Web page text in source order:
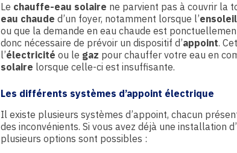
Le chauffe-eau solaire ne parvient pas à couvrir la
eau chaude d’un foyer, notamment lorsque l’
ou que la demande en eau chaude est
donc nécessaire de prévoir un dispositif d’appoint.
l’électricité ou le gaz pour chauffer votre eau en
solaire lorsque celle-ci est insuffisante.
Les différents systèmes d’appoint électrique
Il existe plusieurs systèmes d’appoint, chacun
des inconvénients. Si vous avez déjà une installation d’
plusieurs options sont possibles :